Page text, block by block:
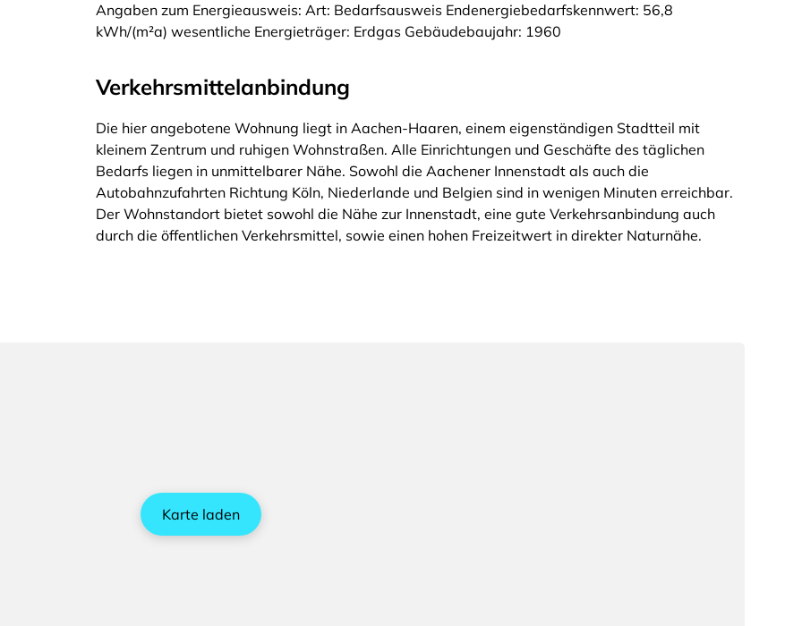
Angaben zum Energieausweis: Art: Bedarfsausweis Endenergiebedarfskennwert: 56,8
kWh/(m²a) wesentliche Energieträger: Erdgas Gebäudebaujahr: 1960
Verkehrsmittelanbindung
Die hier angebotene Wohnung liegt in Aachen-Haaren, einem eigenständigen Stadtteil mit
kleinem Zentrum und ruhigen Wohnstraßen. Alle Einrichtungen und Geschäfte des täglichen
Bedarfs liegen in unmittelbarer Nähe. Sowohl die Aachener Innenstadt als auch die
Autobahnzufahrten Richtung Köln, Niederlande und Belgien sind in wenigen Minuten erreichbar.
Der Wohnstandort bietet sowohl die Nähe zur Innenstadt, eine gute Verkehrsanbindung auch
durch die öffentlichen Verkehrsmittel, sowie einen hohen Freizeitwert in direkter Naturnähe.
Karte laden